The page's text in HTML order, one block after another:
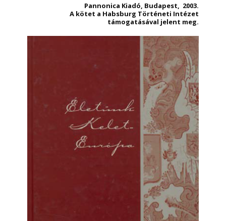
Pannonica Kiadó, Budapest, 2003.
A kötet a Habsburg Történeti Intézet
támogatásával jelent meg.